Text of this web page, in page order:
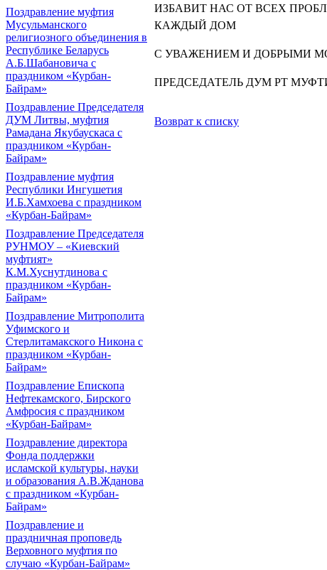
Поздравление муфтия
Мусульманского
религиозного объединения в
Республике Беларусь
А.Б.Шабановича с
праздником «Курбан-
Байрам»
Поздравление Председателя
ДУМ Литвы, муфтия
Рамадана Якубаускаса с
праздником «Курбан-
Байрам»
Поздравление муфтия
Республики Ингушетия
И.Б.Хамхоева с праздником
«Курбан-Байрам»
Поздравление Председателя
РУНМОУ – «Киевский
муфтият»
К.М.Хуснутдинова с
праздником «Курбан-
Байрам»
Поздравление Митрополита
Уфимского и
Стерлитамакского Никона с
праздником «Курбан-
Байрам»
Поздравление Епископа
Нефтекамского, Бирского
Амфросия с праздником
«Курбан-Байрам»
Поздравление директора
Фонда поддержки
исламской культуры, науки
и образования А.В.Жданова
с праздником «Курбан-
Байрам»
Поздравление и
праздничная проповедь
Верховного муфтия по
случаю «Курбан-Байрам»
ИЗБАВИТ НАС ОТ ВСЕХ
КАЖДЫЙ ДОМ
С УВАЖЕНИЕМ И ДОБРЬIМИ
ПРЕДСЕДАТЕЛЬ ДУМ РТ
Возврат к списку